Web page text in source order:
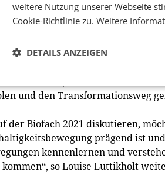
IFOAM – Organics
Transformation. Aber:
darf das, was
enkeltauglichen Landwirtschaft
Bewegungen, unsere Strömungen
am besten, wenn wir uns in
und den Transformationsweg
der Biofach 2021 diskutieren,
prägend ist
kennenlernen und
so Louise Luttikholt
weitere Nutzung unserer Webseite
Cookie-Richtlinie zu. Weitere
DETAILS ANZEIGEN